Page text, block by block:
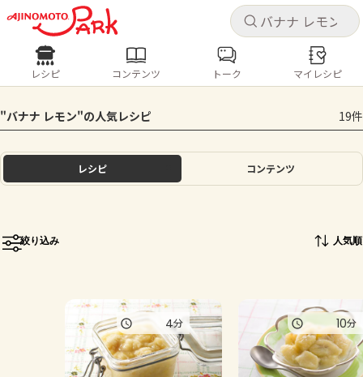
キャ
ログインするとレシピを保存できます
ログイン
ホーム
トーク
よくあるお問い合わせ
キャ
レシピ コンテンツ
人気の食材・レシピ
きゅうり なす トマト とうもろこし
ピーマン
レシピ コンテンツ トーク マイレシピ
"バナナ レモン"の人気レシピ 19件
レシピ コンテンツ
絞り込み 人気順
4分 10分